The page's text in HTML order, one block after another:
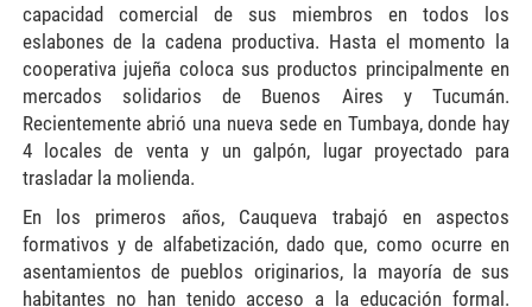
capacidad comercial de sus miembros en todos los
eslabones de la cadena productiva. Hasta el momento la
cooperativa jujeña coloca sus productos principalmente en
mercados solidarios de Buenos Aires y Tucumán.
Recientemente abrió una nueva sede en Tumbaya, donde hay
4 locales de venta y un galpón, lugar proyectado para
trasladar la molienda.
En los primeros años, Cauqueva trabajó en aspectos
formativos y de alfabetización, dado que, como ocurre en
asentamientos de pueblos originarios, la mayoría de sus
habitantes no han tenido acceso a la educación formal.